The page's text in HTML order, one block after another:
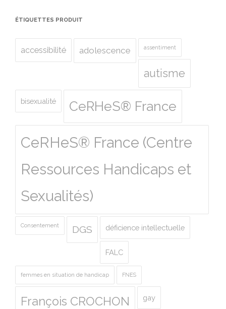
ÉTIQUETTES PRODUIT
accessibilité adolescence assentiment
autisme
bisexualité CeRHeS® France
CeRHeS® France (Centre
Ressources Handicaps et
Sexualités)
Consentement DGS déficience intellectuelle
FALC
femmes en situation de handicap FNES
François CROCHON gay